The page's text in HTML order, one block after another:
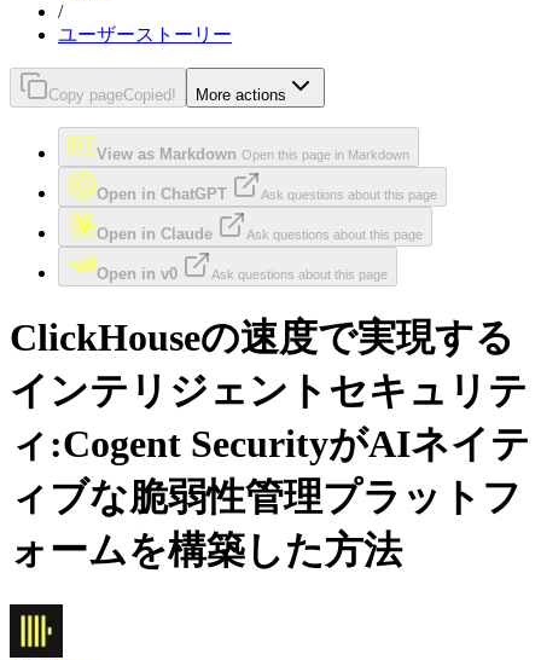
/
ユーザーストーリー
Copy pageCopied! More actions
View as Markdown Open this page in Markdown
Open in ChatGPT Ask questions about this page
Open in Claude Ask questions about this page
Open in v0 Ask questions about this page
ClickHouseの速度で実現する
インテリジェントセキュリテ
ィ:Cogent SecurityがAIネイテ
ィブな脆弱性管理プラットフ
ォームを構築した方法